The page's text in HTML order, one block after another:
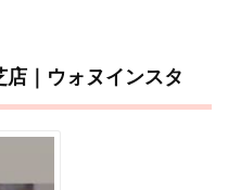
｜ウォヌインスタ